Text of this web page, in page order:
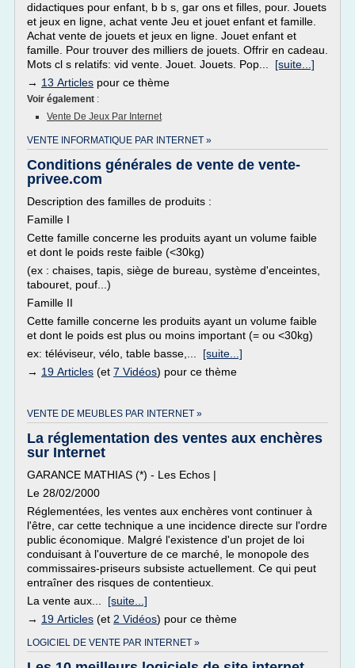
didactiques pour enfant, b b s, gar ons et filles, pour. Jouets
et jeux en ligne, achat vente Jeu et jouet enfant et famille.
Achat vente de jouets et jeux en ligne. Jouet enfant et
famille. Pour trouver des milliers de jouets. Offrir en cadeau.
Mots cl s relatifs: vid vente. Jouet. Jouets. Pop... [suite...]
→ 13 Articles pour ce thème
Voir également :
Vente De Jeux Par Internet
VENTE INFORMATIQUE PAR INTERNET »
Conditions générales de vente de vente-
privee.com
Description des familles de produits :
Famille I
Cette famille concerne les produits ayant un volume faible
et dont le poids reste faible (<30kg)
(ex : chaises, tapis, siège de bureau, système d'enceintes,
tabouret, pouf...)
Famille II
Cette famille concerne les produits ayant un volume faible
et dont le poids est plus ou moins important (= ou <30kg)
ex: téléviseur, vélo, table basse,... [suite...]
→ 19 Articles (et 7 Vidéos) pour ce thème
VENTE DE MEUBLES PAR INTERNET »
La réglementation des ventes aux enchères
sur Internet
GARANCE MATHIAS (*) - Les Echos |
Le 28/02/2000
Réglementées, les ventes aux enchères vont continuer à
l'être, car cette technique a une incidence directe sur l'ordre
public économique. Malgré l'existence d'un projet de loi
conduisant à l'ouverture de ce marché, le monopole des
commissaires-priseurs subsiste actuellement. Ce qui peut
entraîner des risques de contentieux.
La vente aux... [suite...]
→ 19 Articles (et 2 Vidéos) pour ce thème
LOGICIEL DE VENTE PAR INTERNET »